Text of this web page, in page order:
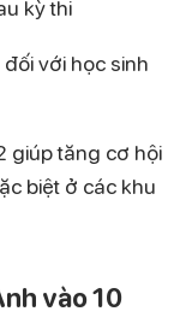
kỳ thi
với học sinh
giúp tăng cơ hội
biệt ở các khu
vào 10